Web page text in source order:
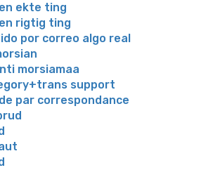
ekte ting
rigtig ting
por correo algo real
morsiamaa
support
par correspondance